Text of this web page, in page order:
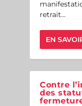
retrait...
EN
Contre
des